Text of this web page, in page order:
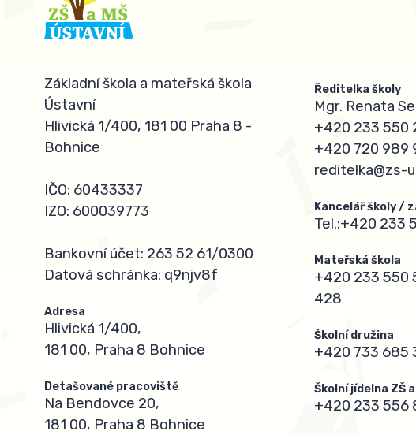
Základní škola a mateřská škola
Ústavní
Hlivická 1/400, 181 00 Praha 8 -
Bohnice
IČO: 60433337
IZO: 600039773
Bankovní účet: 263 52 61/0300
Datová schránka: q9njv8f
Adresa
Hlivická 1/400,
181 00, Praha 8 Bohnice
Detašované pracoviště
Na Bendovce 20,
181 00, Praha 8 Bohnice
Ředitelka školy
Mgr. Renata
+420 233 550
+420 720 989
reditelka@zs-
Kancelář školy /
Tel.:+420 233
Mateřská škola
+420 233 550
428
Školní družina
+420 733 685
Školní jídelna ZŠ
+420 233 556